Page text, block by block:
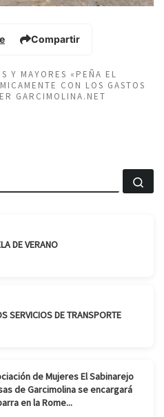
Compartir
Y MAYORES «PEÑA EL
CON LOS GASTOS
GARCIMOLINA.NET
DE VERANO
SERVICIOS DE TRANSPORTE
de Mujeres El Sabinarejo
de Garcimolina se encargará
en la Rome...